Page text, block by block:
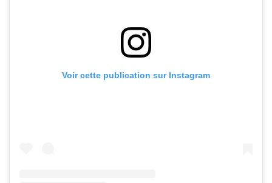
Voir cette publication sur Instagram